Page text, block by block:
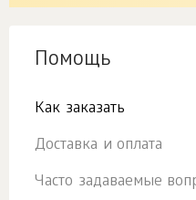
Помощь
Как заказать
Доставка и оплата
Часто задаваемые